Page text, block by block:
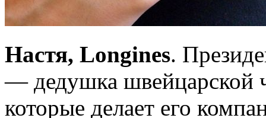
Настя, Longines.
— дедушка швейцарской
которые делает его